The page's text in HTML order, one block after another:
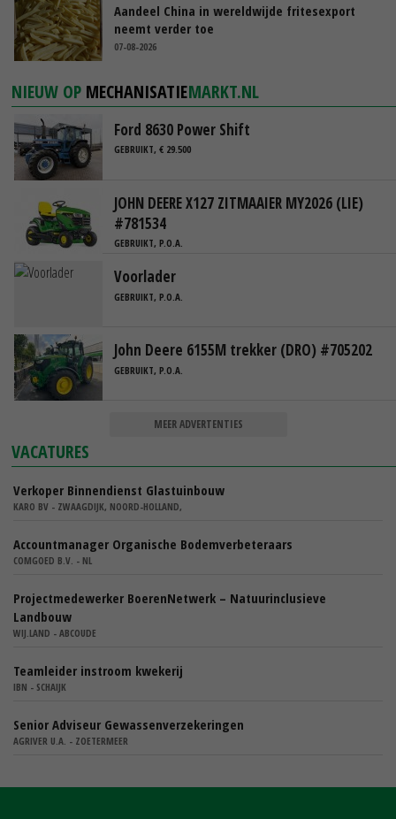
Aandeel China in wereldwijde fritesexport
neemt verder toe
07-08-2026
NIEUW OP MECHANISATIEMARKT.NL
Ford 8630 Power Shift
GEBRUIKT, € 29.500
JOHN DEERE X127 ZITMAAIER MY2026 (LIE)
#781534
GEBRUIKT, P.O.A.
Voorlader
GEBRUIKT, P.O.A.
John Deere 6155M trekker (DRO) #705202
GEBRUIKT, P.O.A.
MEER ADVERTENTIES
VACATURES
Verkoper Binnendienst Glastuinbouw
KARO BV - ZWAAGDIJK, NOORD-HOLLAND,
Accountmanager Organische Bodemverbeteraars
COMGOED B.V. - NL
Projectmedewerker BoerenNetwerk – Natuurinclusieve
Landbouw
WIJ.LAND - ABCOUDE
Teamleider instroom kwekerij
IBN - SCHAIJK
Senior Adviseur Gewassenverzekeringen
AGRIVER U.A. - ZOETERMEER